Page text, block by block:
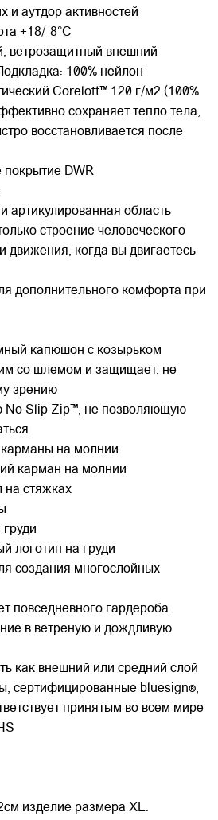
и аутдор активностей
+18/-8°C
ветрозащитный внешний
100% нейлон
Coreloft™ 120 г/м2 (100%
сохраняет тепло тела,
восстановливается после
DWR
артикулированная область
строение человеческого
движения, когда вы двигаетесь
дополнительного комфорта при
капюшон с козырьком
со шлемом и защищает, не
зрению
No Slip Zip™, не позволяющую
на молнии
карман на молнии
на стяжках
логотип на груди
создания многослойных
повседневного гардероба
в ветреную и дождливую
как внешний или средний слой
сертифицированные bluesign®,
принятым во всем мире
изделие размера XL.